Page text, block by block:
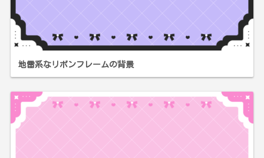
地雷系なリボンフレームの背景